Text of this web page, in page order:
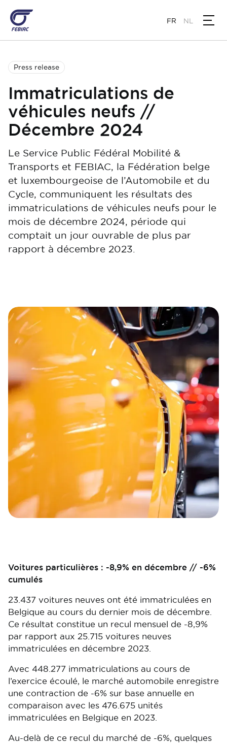
contenu
principal
FR NL
Press release
Immatriculations de
véhicules neufs //
Décembre 2024
Le Service Public Fédéral Mobilité &
Transports et FEBIAC, la Fédération belge
et luxembourgeoise de l’Automobile et du
Cycle, communiquent les résultats des
immatriculations de véhicules neufs pour le
mois de décembre 2024, période qui
comptait un jour ouvrable de plus par
rapport à décembre 2023.
Voitures particulières : -8,9% en décembre // -6%
cumulés
23.437 voitures neuves ont été immatriculées en
Belgique au cours du dernier mois de décembre.
Ce résultat constitue un recul mensuel de -8,9%
par rapport aux 25.715 voitures neuves
immatriculées en décembre 2023.
Avec 448.277 immatriculations au cours de
l’exercice écoulé, le marché automobile enregistre
une contraction de -6% sur base annuelle en
comparaison avec les 476.675 unités
immatriculées en Belgique en 2023.
Au-delà de ce recul du marché de -6%, quelques